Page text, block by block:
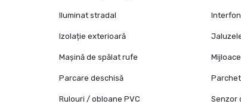
Iluminat stradal Interfon
Izolație exterioară
Mașină de spălat rufe
Parcare deschisă Parchet
Rulouri / obloane PVC Senzor